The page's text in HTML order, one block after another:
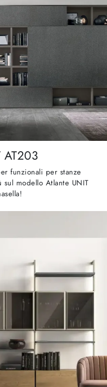
AT203
funzionali per stanze
modello Atlante UNIT